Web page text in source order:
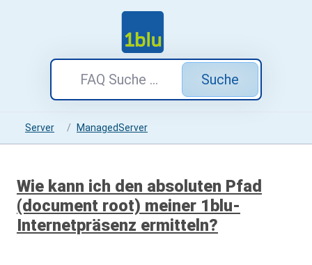
Suche
Server ManagedServer
Wie kann ich den absoluten Pfad
(document root) meiner 1blu-
Internetpräsenz ermitteln?